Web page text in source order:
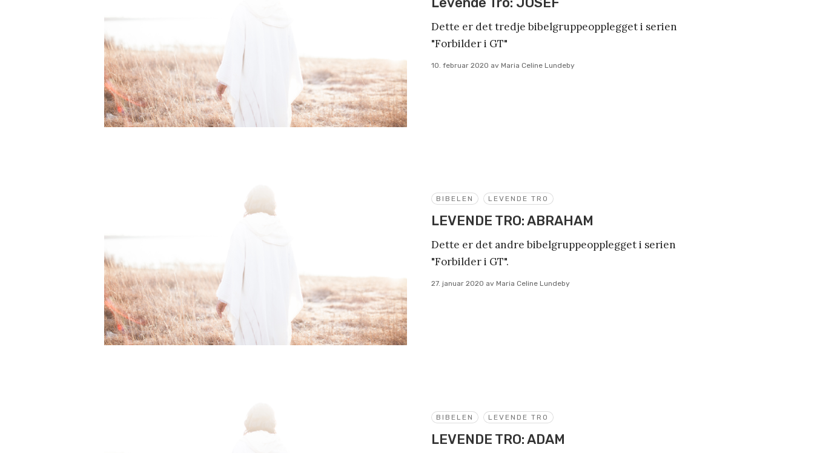
Dette er det tredje bibelgruppeopplegget i serien
"Forbilder i GT"
10. februar 2020 av Maria Celine Lundeby
BIBELEN LEVENDE TRO
LEVENDE TRO: ABRAHAM
Dette er det andre bibelgruppeopplegget i serien
"Forbilder i GT".
27. januar 2020 av Maria Celine Lundeby
BIBELEN LEVENDE TRO
LEVENDE TRO: ADAM